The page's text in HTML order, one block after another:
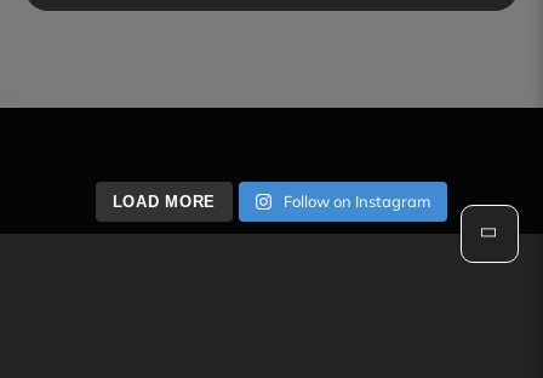
LOAD MORE Follow on Instagram